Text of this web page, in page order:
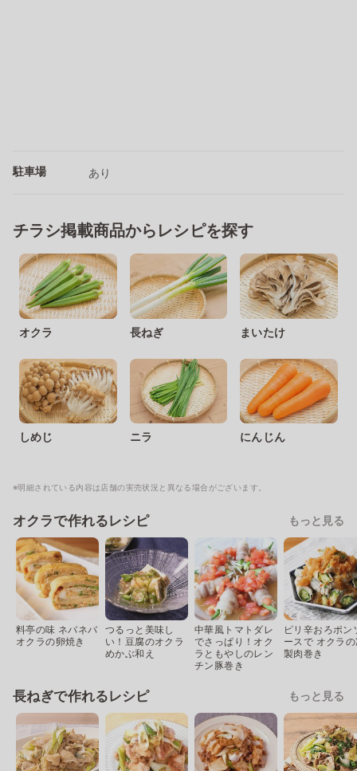
駐車場 あり
チラシ掲載商品からレシピを探す
オクラ 長ねぎ まいたけ
しめじ ニラ にんじん
※明細されている内容は店舗の実売状況と異なる場合がございます。
オクラで作れるレシピ もっと見る
料亭の味 ネバネバ
オクラの卵焼き
つるっと美味し
い！豆腐のオクラ
めかぶ和え
中華風トマトダレ
でさっぱり！オク
ラともやしのレン
チン豚巻き
ピリ辛おろポン
ースで オクラ
製肉巻き
長ねぎで作れるレシピ もっと見る